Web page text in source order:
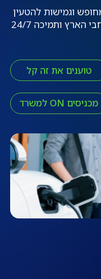
וגמישות להטעין
טוענים את זה קל
מכניסים ON למשרד